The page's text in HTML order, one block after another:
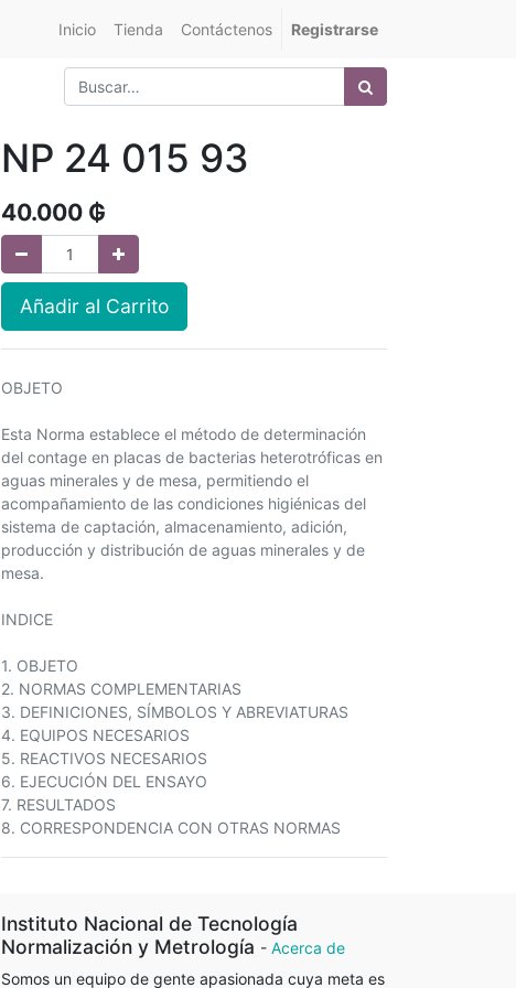
Inicio Tienda Contáctenos Registrarse
NP 24 015 93
40.000 ₲
Añadir al Carrito
OBJETO
Esta Norma establece el método de determinación
del contage en placas de bacterias heterotróficas en
aguas minerales y de mesa, permitiendo el
acompañamiento de las condiciones higiénicas del
sistema de captación, almacenamiento, adición,
producción y distribución de aguas minerales y de
mesa.
INDICE
1. OBJETO
2. NORMAS COMPLEMENTARIAS
3. DEFINICIONES, SÍMBOLOS Y ABREVIATURAS
4. EQUIPOS NECESARIOS
5. REACTIVOS NECESARIOS
6. EJECUCIÓN DEL ENSAYO
7. RESULTADOS
8. CORRESPONDENCIA CON OTRAS NORMAS
Instituto Nacional de Tecnología
Normalización y Metrología - Acerca de
Somos un equipo de gente apasionada cuya meta es